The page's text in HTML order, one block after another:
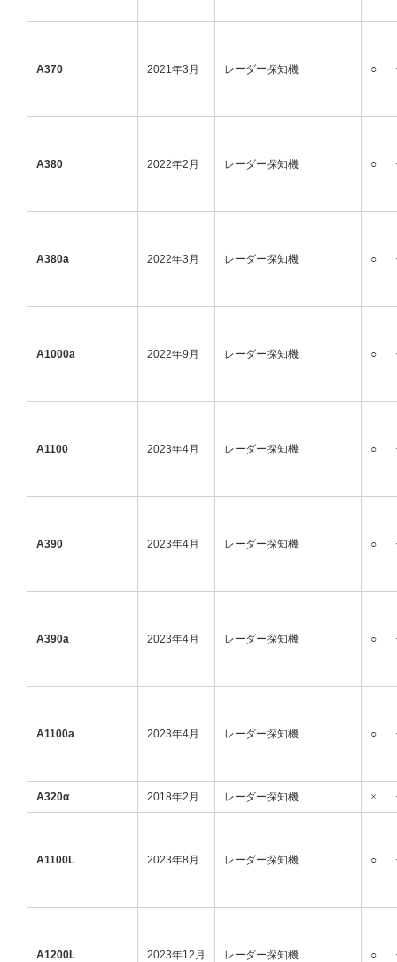
A370 2021年3月 レーダー探知機 ○
A380 2022年2月 レーダー探知機 ○
A380a 2022年3月 レーダー探知機 ○
A1000a 2022年9月 レーダー探知機 ○
A1100 2023年4月 レーダー探知機 ○
A390 2023年4月 レーダー探知機 ○
A390a 2023年4月 レーダー探知機 ○
A1100a 2023年4月 レーダー探知機 ○
A320α 2018年2月 レーダー探知機 ×
A1100L 2023年8月 レーダー探知機 ○
A1200L 2023年12月 レーダー探知機 ○